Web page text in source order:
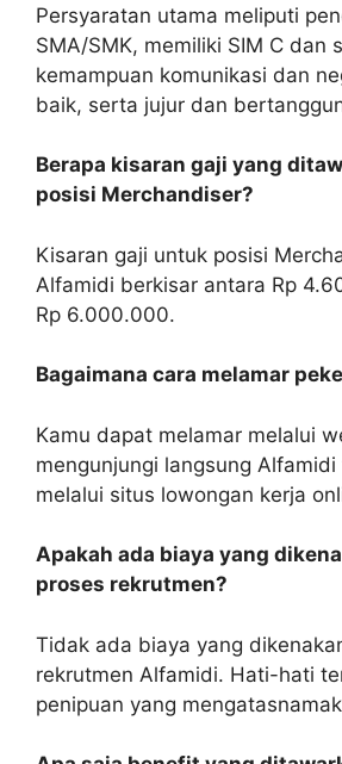
Persyaratan utama meliputi
SMA/SMK, memiliki SIM C dan
kemampuan komunikasi dan
baik, serta jujur dan
Berapa kisaran gaji yang
posisi Merchandiser?
Kisaran gaji untuk posisi
Alfamidi berkisar antara Rp
Rp 6.000.000.
Bagaimana cara melamar
Kamu dapat melamar melalui
mengunjungi langsung
melalui situs lowongan kerja
Apakah ada biaya yang
proses rekrutmen?
Tidak ada biaya yang
rekrutmen Alfamidi. Hati-hati
penipuan yang